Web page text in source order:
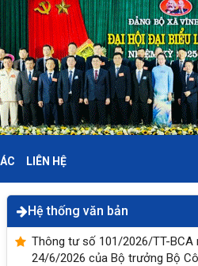
LIÊN HỆ
Hệ thống văn bản
Thông tư số 101/2026/TT-BCA
24/6/2026 của Bộ trưởng Bộ